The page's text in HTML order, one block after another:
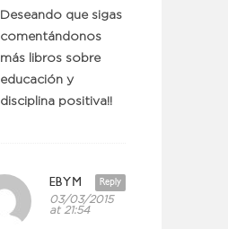
Deseando que sigas
comentándonos
más libros sobre
educación y
disciplina positiva!!
Reply
EBYM
03/03/2015
at 21:54